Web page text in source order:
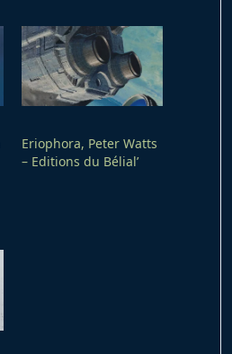
Eriophora, Peter Watts
– Editions du Bélial’